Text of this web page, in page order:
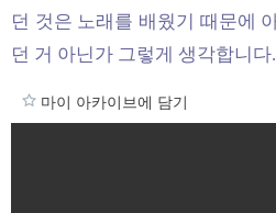
던 것은 노래를 배웠기 때문에
던 거 아닌가 그렇게 생각합니다
마이 아카이브에 담기